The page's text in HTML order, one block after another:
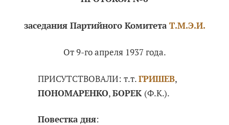
заседания Партийного КомитетаТ.М.Э.И.
От 9-го апреля 1937 года.
ПРИСУТСТВОВАЛИ: т.т.ГРИШЕВ,
ПОНОМАРЕНКО,БОРЕК (Ф.К.).
Повестка дня: